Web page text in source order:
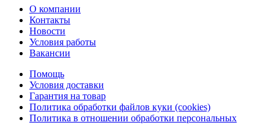
О компании
Контакты
Новости
Условия работы
Вакансии
Помощь
Условия доставки
Гарантия на товар
Политика обработки файлов куки (cookies)
Политика в отношении обработки персональных